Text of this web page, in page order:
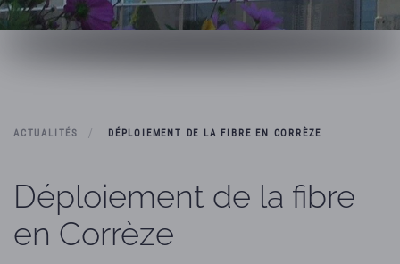
ACTUALITÉS DÉPLOIEMENT DE LA FIBRE EN CORRÈZE
Déploiement de la fibre
en Corrèze